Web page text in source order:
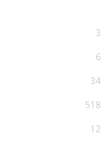
3
6
34
518
12